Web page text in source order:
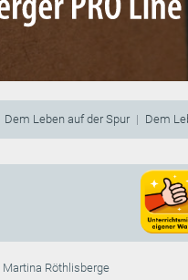
Dem Leben auf der Spur Dem
Martina Röthlisberge